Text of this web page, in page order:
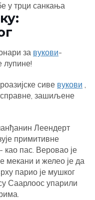
у трци санкања
за вукови-
лупине!
сиве вукови ,
зашиљене
Леендерт
примитивне
- као пас. Веровао је
мекани и желео је да
парио је мушког
Саарлоос упарили